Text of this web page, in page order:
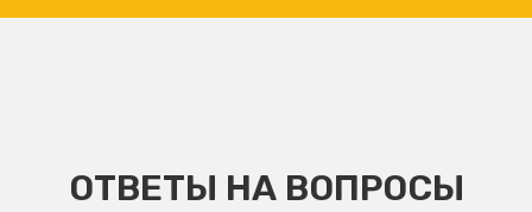
ОТВЕТЫ НА ВОПРОСЫ